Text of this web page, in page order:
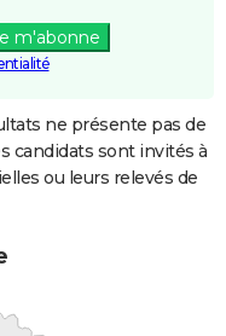
m'abonne
ne présente pas de
candidats sont invités à
ou leurs relevés de